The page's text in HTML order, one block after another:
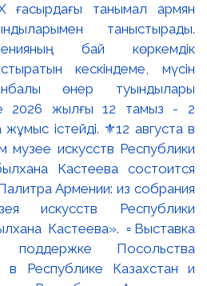
ғасырдағы танымал армян
таныстырады.
бай көркемдік
кескіндеме, мүсін
өнер туындылары
2026 жылғы 12 тамыз - 2
істейді. ⚜️12 августа в
музее искусств Республики
Кастеева состоится
Армении: из собрания
искусств Республики
Кастеева». ▫️Выставка
поддержке Посольства
в Республике Казахстан и